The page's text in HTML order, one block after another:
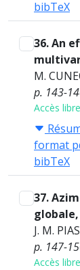
bibTeX
36. An
M.
p. 143-
Accès libre
format
bibTeX
37.
J. M.
p. 147-
Accès libre